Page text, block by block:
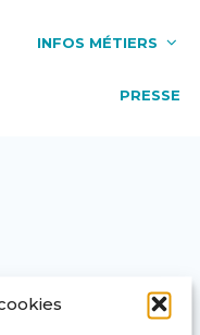
INFOS MÉTIERS
PRESSE